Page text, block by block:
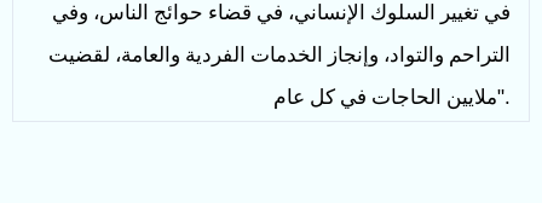
في تغيير السلوك الإنساني، في قضاء حوائج الناس، وفي
التراحم والتواد، وإنجاز الخدمات الفردية والعامة، لقضيت
ملايين الحاجات في كل عام".